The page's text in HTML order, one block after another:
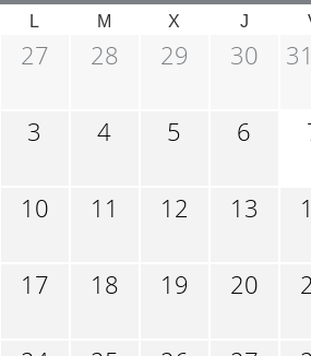
L M X J
27 28 29 30 31
3 4 5 6
10 11 12 13
17 18 19 20